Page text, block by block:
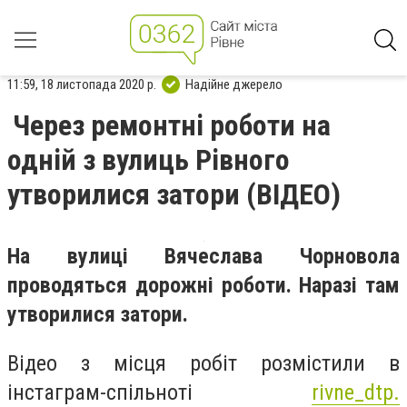
11:59, 18 листопада 2020 р. Надійне джерело
Через ремонтні роботи на
одній з вулиць Рівного
утворилися затори (ВІДЕО)
На вулиці Вячеслава Чорновола
проводяться дорожні роботи. Наразі там
утворилися затори.
Відео з місця робіт розмістили в
інстаграм-спільноті rivne_dtp.